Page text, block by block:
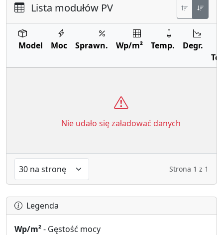
Lista modułów PV
Model Moc Sprawn. Wp/m² Temp.
Degr.
Nie udało się załadować danych
Strona 1 z 1
Legenda
Wp/m²- Gęstość mocy